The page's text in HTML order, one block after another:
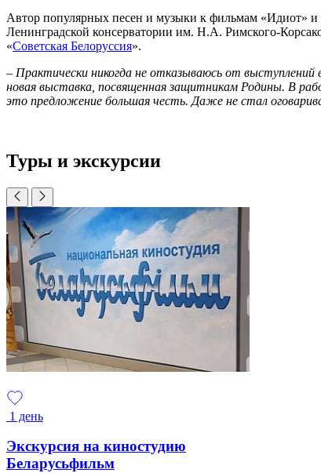
Автор популярных песен и музыки к фильмам «Идиот»
Ленинградской консерватории им. Н.А. Римского-
«Советская Белоруссия».
– Практически никогда не отказываюсь от выступлений
новая выставка, посвященная защитникам Родины. В
это предложение большая честь. Даже не стал
Туры и экскурсии
1 день
Экскурсия на киностудию
Беларусьфильм